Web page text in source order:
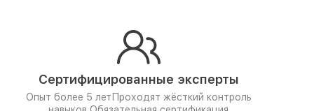
Сертифицированные эксперты
Опыт более 5 лет Проходят жёсткий контроль